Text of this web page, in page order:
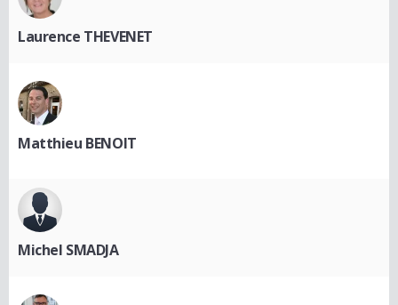
Laurence THEVENET
Matthieu BENOIT
Michel SMADJA